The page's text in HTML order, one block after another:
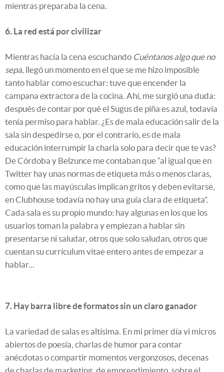
mientras preparaba la cena.
6. La red está por civilizar
Mientras hacía la cena escuchando Cuéntanos algo que no
sepa, llegó un momento en el que se me hizo imposible
tanto hablar como escuchar: tuve que encender la
campana extractora de la cocina. Ahí, me surgió una duda:
después de contar por qué el Sugus de piña es azul, todavía
tenía permiso para hablar. ¿Es de mala educación salir de la
sala sin despedirse o, por el contrario, es de mala
educación interrumpir la charla solo para decir que te vas?
De Córdoba y Belzunce me contaban que “al igual que en
Twitter hay unas normas de etiqueta más o menos claras,
como que las mayúsculas implican gritos y deben evitarse,
en Clubhouse todavía no hay una guía clara de etiqueta”.
Cada sala es su propio mundo: hay algunas en los que los
usuarios toman la palabra y empiezan a hablar sin
presentarse ni saludar, otros que solo saludan, otros que
cuentan su currículum vitae entero antes de empezar a
hablar...
7. Hay barra libre de formatos sin un claro ganador
La variedad de salas es altísima. En mi primer día vi micros
abiertos de poesía, charlas de humor para contar
anécdotas o compartir momentos vergonzosos, decenas